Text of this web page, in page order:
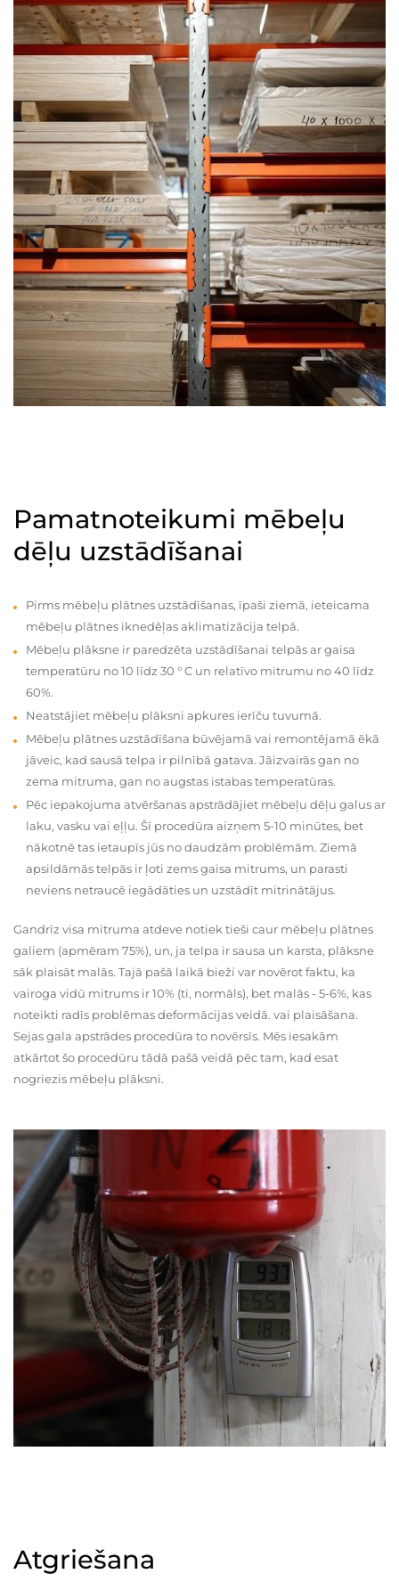
Pamatnoteikumi mēbeļu
dēļu uzstādīšanai
Pirms mēbeļu plātnes uzstādīšanas, īpaši ziemā, ieteicama
mēbeļu plātnes iknedēļas aklimatizācija telpā.
Mēbeļu plāksne ir paredzēta uzstādīšanai telpās ar gaisa
temperatūru no 10 līdz 30 ° C un relatīvo mitrumu no 40 līdz
60%.
Neatstājiet mēbeļu plāksni apkures ierīču tuvumā.
Mēbeļu plātnes uzstādīšana būvējamā vai remontējamā ēkā
jāveic, kad sausā telpa ir pilnībā gatava. Jāizvairās gan no
zema mitruma, gan no augstas istabas temperatūras.
Pēc iepakojuma atvēršanas apstrādājiet mēbeļu dēļu galus ar
laku, vasku vai eļļu. Šī procedūra aizņem 5-10 minūtes, bet
nākotnē tas ietaupīs jūs no daudzām problēmām. Ziemā
apsildāmās telpās ir ļoti zems gaisa mitrums, un parasti
neviens netraucē iegādāties un uzstādīt mitrinātājus.
Gandrīz visa mitruma atdeve notiek tieši caur mēbeļu plātnes
galiem (apmēram 75%), un, ja telpa ir sausa un karsta, plāksne
sāk plaisāt malās. Tajā pašā laikā bieži var novērot faktu, ka
vairoga vidū mitrums ir 10% (ti, normāls), bet malās - 5-6%, kas
noteikti radīs problēmas deformācijas veidā. vai plaisāšana.
Sejas gala apstrādes procedūra to novērsīs. Mēs iesakām
atkārtot šo procedūru tādā pašā veidā pēc tam, kad esat
nogriezis mēbeļu plāksni.
Atgriešana